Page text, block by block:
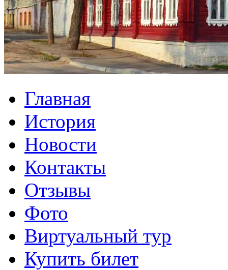
Главная
История
Новости
Контакты
Отзывы
Фото
Виртуальный тур
Купить билет